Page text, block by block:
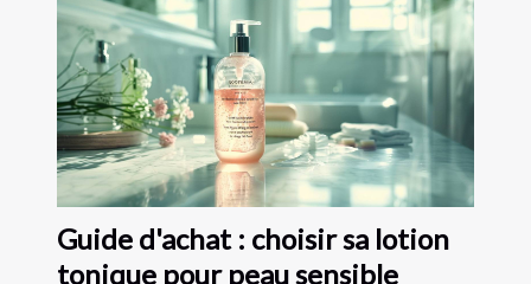
Guide d'achat : choisir sa lotion
tonique pour peau sensible